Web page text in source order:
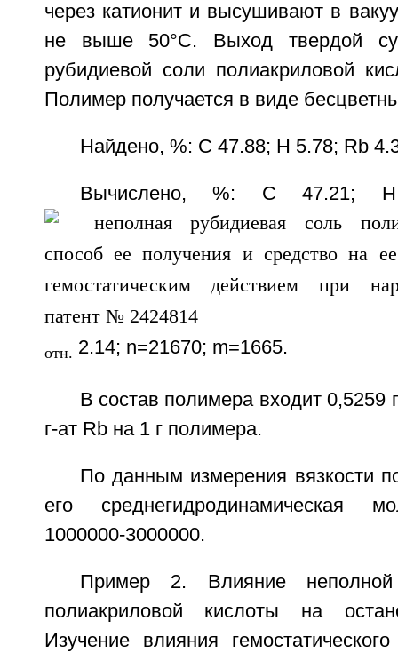
через катионит и высушивают в
не выше 50°С. Выход твердой
рубидиевой соли полиакриловой
Полимер получается в виде
Найдено, %: С 47.88; Н 5.78; Rb
Вычислено, %: С 47.21;
отн. 2.14; n=21670; m=1665.
В состав полимера входит
г-ат Rb на 1 г полимера.
По данным измерения вязкости
его среднегидродинамическая
1000000-3000000.
Пример 2. Влияние
полиакриловой кислоты на
Изучение влияния